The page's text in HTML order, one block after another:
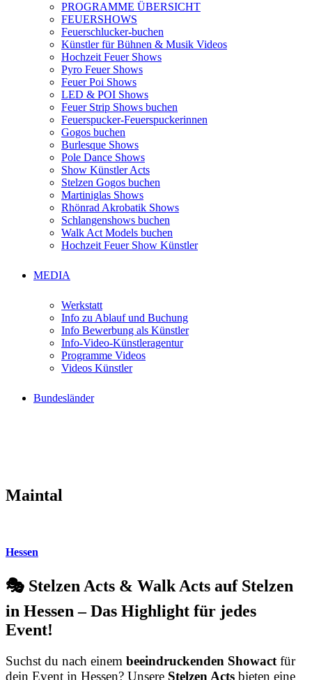
PROGRAMME ÜBERSICHT
FEUERSHOWS
Feuerschlucker-buchen
Künstler für Bühnen & Musik Videos
Hochzeit Feuer Shows
Pyro Feuer Shows
Feuer Poi Shows
LED & POI Shows
Feuer Strip Shows buchen
Feuerspucker-Feuerspuckerinnen
Gogos buchen
Burlesque Shows
Pole Dance Shows
Show Künstler Acts
Stelzen Gogos buchen
Martiniglas Shows
Rhönrad Akrobatik Shows
Schlangenshows buchen
Walk Act Models buchen
Hochzeit Feuer Show Künstler
MEDIA
Werkstatt
Info zu Ablauf und Buchung
Info Bewerbung als Künstler
Info-Video-Künstleragentur
Programme Videos
Videos Künstler
Bundesländer
Maintal
Hessen
🎭 Stelzen Acts & Walk Acts auf Stelzen
in Hessen – Das Highlight für jedes
Event!
Suchst du nach einem beeindruckenden Showactfür
dein Event in Hessen? Unsere Stelzen Acts bieten eine